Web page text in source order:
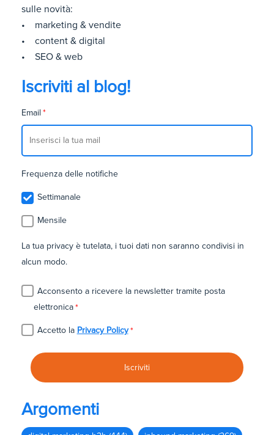
sulle novità:
• marketing & vendite
• content & digital
• SEO & web
Iscriviti al blog!
Email *
Frequenza delle notifiche
Settimanale
Mensile
La tua privacy è tutelata, i tuoi dati non saranno condivisi in
alcun modo.
Acconsento a ricevere la newsletter tramite posta
elettronica*
Accetto la Privacy Policy *
Argomenti